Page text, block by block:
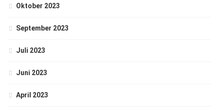
Oktober 2023
September 2023
Juli 2023
Juni 2023
April 2023